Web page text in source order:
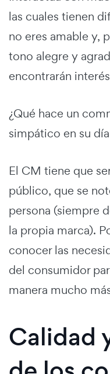
las cuales tienen
no eres amable y,
tono alegre y
encontrarán
¿Qué hace un
simpático en su
El CM tiene que
público, que se
persona (siempre
la propia marca).
conocer las
del consumidor
manera mucho
Calidad